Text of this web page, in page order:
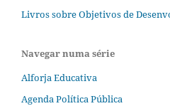
Livros sobre Objetivos de
Navegar numa série
Alforja Educativa
Agenda Política Pública